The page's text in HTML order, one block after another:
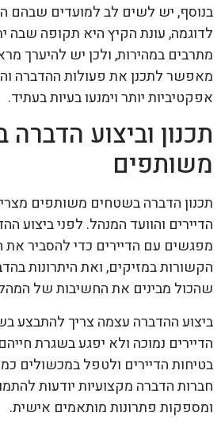
בנוסף, יש לשים לב למועדים שבהם
לדוגמה, עונת הקיץ היא תקופה שבה
מתרבים במהירות, ולכן יש להיערך
מאפשר לתכנן את פעולות ההדברה
אפקטיביות יותר וימנעו בעיות בעתיד.
תכנון וביצוע
משותפים
תכנון הדברה בשטחים משותפים
הדיירים והוועד המנהל. לפני ביצוע
מפגשים עם הדיירים כדי להסביר את
הקשורות במזיקים, ואת היתרונות
שהכול מבינים את החשיבות של
ביצוע ההדברה עצמה צריך להתבצע
הדיירים נמוכה ולא יפגע בשגרת
בטיחות הדיירים ולטפל במכשולים
חברות הדברה מקצועיות יודעות
ומספקות פתרונות מותאמים אישית.